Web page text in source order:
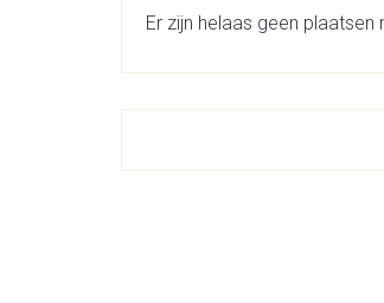
Er zijn helaas geen